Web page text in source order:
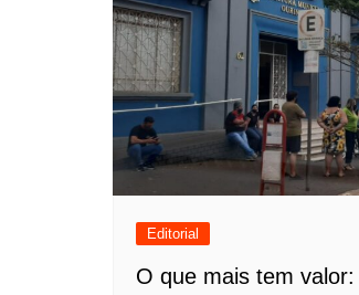
Editorial
O que mais tem